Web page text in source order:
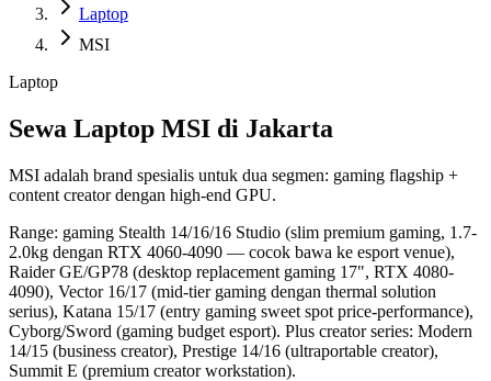
Laptop
MSI
Laptop
Sewa Laptop MSI di Jakarta
MSI adalah brand spesialis untuk dua segmen: gaming flagship +
content creator dengan high-end GPU.
Range: gaming Stealth 14/16/16 Studio (slim premium gaming, 1.7-
2.0kg dengan RTX 4060-4090 — cocok bawa ke esport venue),
Raider GE/GP78 (desktop replacement gaming 17", RTX 4080-
4090), Vector 16/17 (mid-tier gaming dengan thermal solution
serius), Katana 15/17 (entry gaming sweet spot price-performance),
Cyborg/Sword (gaming budget esport). Plus creator series: Modern
14/15 (business creator), Prestige 14/16 (ultraportable creator),
Summit E (premium creator workstation).